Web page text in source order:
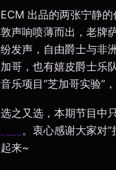
ECM 出品的两张宁静
敦声响喷薄而出，老牌
纷发声，自由爵士与非
加哥，也有嬉皮爵士乐
音乐项目“芝加哥实验”，
选之又选，本期节目中
。衷心感谢大家对
起来~